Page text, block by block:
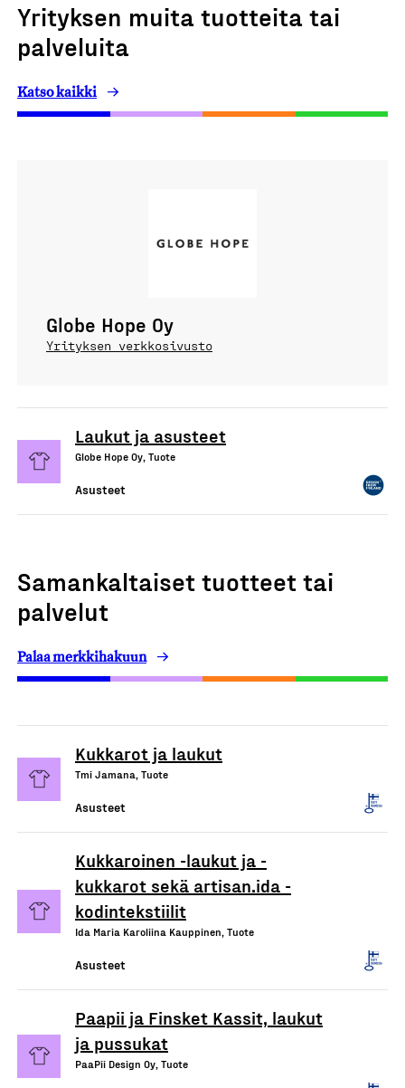
Yrityksen muita tuotteita tai
palveluita
Katso kaikki
Globe Hope Oy
Yrityksen verkkosivusto
Laukut ja asusteet
Globe Hope Oy, Tuote
Asusteet
Samankaltaiset tuotteet tai
palvelut
Palaa merkkihakuun
Kukkarot ja laukut
Tmi Jamana, Tuote
Asusteet
Kukkaroinen -laukut ja -
kukkarot sekä artisan.ida -
kodintekstiilit
Ida Maria Karoliina Kauppinen, Tuote
Asusteet
Paapii ja Finsket Kassit, laukut
ja pussukat
PaaPii Design Oy, Tuote